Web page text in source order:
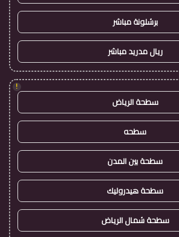
برشلونة مباشر
ريال مدريد مباشر
!
سطحة الرياض
سطحه
سطحة بين المدن
سطحة هيدروليك
سطحة شمال الرياض